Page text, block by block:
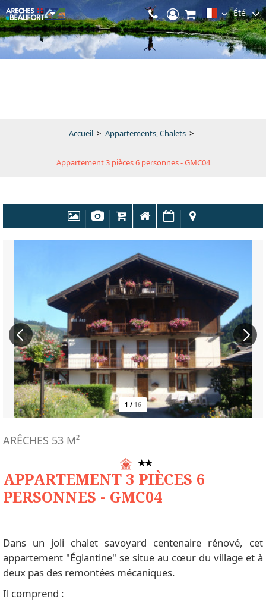
Été
Accueil > Appartements, Chalets >
Appartement 3 pièces 6 personnes - GMC04
1 / 16
APPARTEMENT 3 PIÈCES 6
PERSONNES - GMC04
ARÊCHES 53 M²
Dans un joli chalet savoyard centenaire rénové, cet
appartement "Églantine" se situe au cœur du village et à
deux pas des remontées mécaniques.
Il comprend :